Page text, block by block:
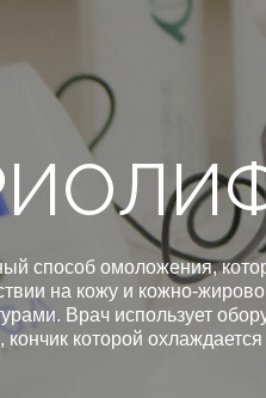
способ омоложения,
на кожу и кожно-
Врач использует
кончик которой